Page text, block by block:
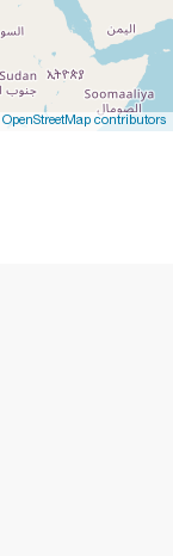
OpenStreetMap contributors